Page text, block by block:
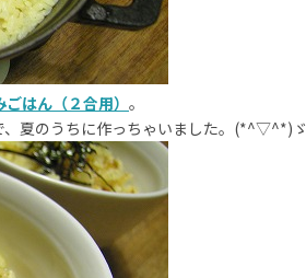
はん（２合用） 。
、夏のうちに作っちゃいました。(*^▽^*)ゞ